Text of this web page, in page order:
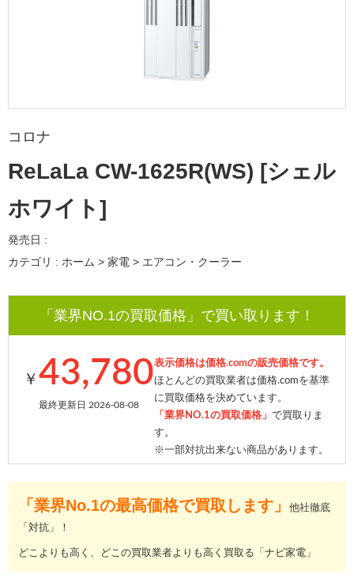
コロナ
ReLaLa CW-1625R(WS) [シェル
ホワイト]
発売日 :
カテゴリ : ホーム > 家電 > エアコン・クーラー
「業界NO.1の買取価格」で買い取ります！
￥ 43,780
最終更新日 2026-08-08
表示価格は価格.comの販売価格です。
ほとんどの買取業者は価格.comを基準
に買取価格を決めています。
「業界NO.1の買取価格」 で買取りま
す。
※一部対抗出来ない商品があります。
「業界No.1の最高価格で買取します」
他社徹底
「対抗」！
どこよりも高く、どこの買取業者よりも高く買取る「ナビ家電」